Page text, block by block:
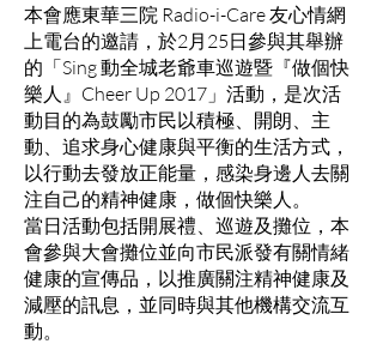
本會應東華三院 Radio-i-Care 友心情網
上電台的邀請，於2月25日參與其舉辦
的「Sing 動全城老爺車巡遊暨『做個快
樂人』Cheer Up 2017」活動，是次活
動目的為鼓勵市民以積極、開朗、主
動、追求身心健康與平衡的生活方式，
以行動去發放正能量，感染身邊人去關
注自己的精神健康，做個快樂人。
當日活動包括開展禮、巡遊及攤位，本
會參與大會攤位並向市民派發有關情緒
健康的宣傳品，以推廣關注精神健康及
減壓的訊息，並同時與其他機構交流互
動。